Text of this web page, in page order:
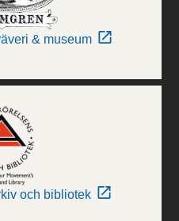
& museum
och bibliotek